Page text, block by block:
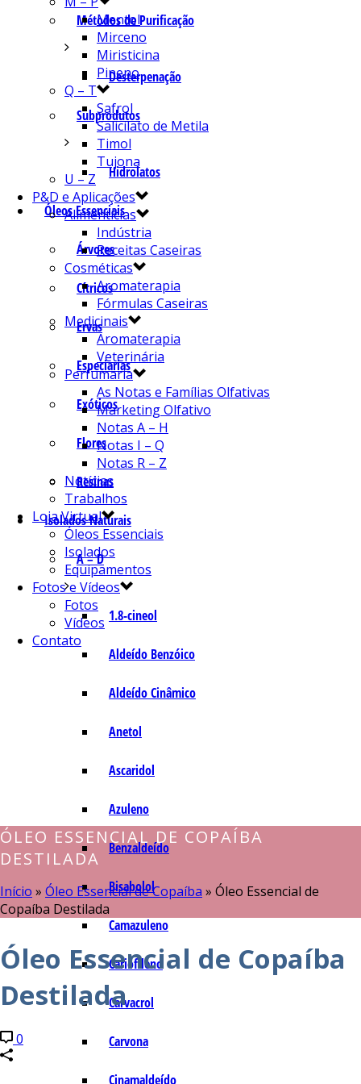
Métodos de Purificação
Desterpenação
Subprodutos
Hidrolatos
Óleos Essenciais
Árvores
Cítricos
Ervas
Especiarias
Exóticos
Flores
Resinas
Isolados Naturais
A – D
1.8-cineol
Aldeído Benzóico
Aldeído Cinâmico
Anetol
Ascaridol
Azuleno
Benzaldeído
Bisabolol
Camazuleno
Cariofileno
Carvacrol
Carvona
Cinamaldeído
Mentol
Mirceno
Miristicina
Pineno
Q – T
Safrol
Salicilato de Metila
Timol
Tujona
U – Z
P&D e Aplicações
Alimentícias
Indústria
Receitas Caseiras
Cosméticas
Aromaterapia
Fórmulas Caseiras
Medicinais
Aromaterapia
Veterinária
Perfumaria
As Notas e Famílias Olfativas
Marketing Olfativo
Notas A – H
Notas I – Q
Notas R – Z
Notícias
Trabalhos
Loja Virtual
Óleos Essenciais
Isolados
Equipamentos
Fotos e Vídeos
Fotos
Vídeos
Contato
ÓLEO ESSENCIAL DE COPAÍBA
DESTILADA
Início » Óleo Essencial de Copaíba » Óleo Essencial de
Copaíba Destilada
Óleo Essencial de Copaíba
Destilada
0